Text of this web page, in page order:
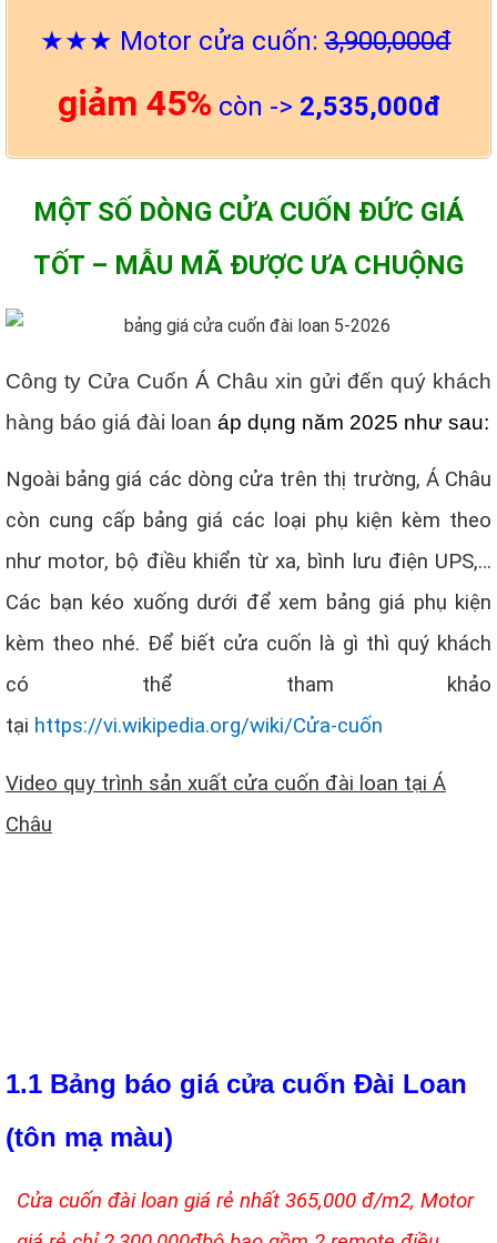
★★★ Motor cửa cuốn:3,900,000đ
giảm 45% còn -> 2,535,000đ
MỘT SỐ DÒNG CỬA CUỐN ĐỨC GIÁ
TỐT – MẪU MÃ ĐƯỢC ƯA CHUỘNG
Công ty Cửa Cuốn Á Châu xin gửi đến quý khách
hàng báo giá đài loan áp dụng năm 2025 như sau:
Ngoài bảng giá các dòng cửa trên thị trường, Á Châu
còn cung cấp bảng giá các loại phụ kiện kèm theo
như motor, bộ điều khiển từ xa, bình lưu điện UPS,…
Các bạn kéo xuống dưới để xem bảng giá phụ kiện
kèm theo nhé. Để biết cửa cuốn là gì thì quý khách
có thể tham khảo
tại https://vi.wikipedia.org/wiki/Cửa-cuốn
Video quy trình sản xuất cửa cuốn đài loan tại Á
Châu
1.1 Bảng báo giá cửa cuốn Đài Loan
(tôn mạ màu)
Cửa cuốn đài loan giá rẻ nhất 365,000 đ/m2, Motor